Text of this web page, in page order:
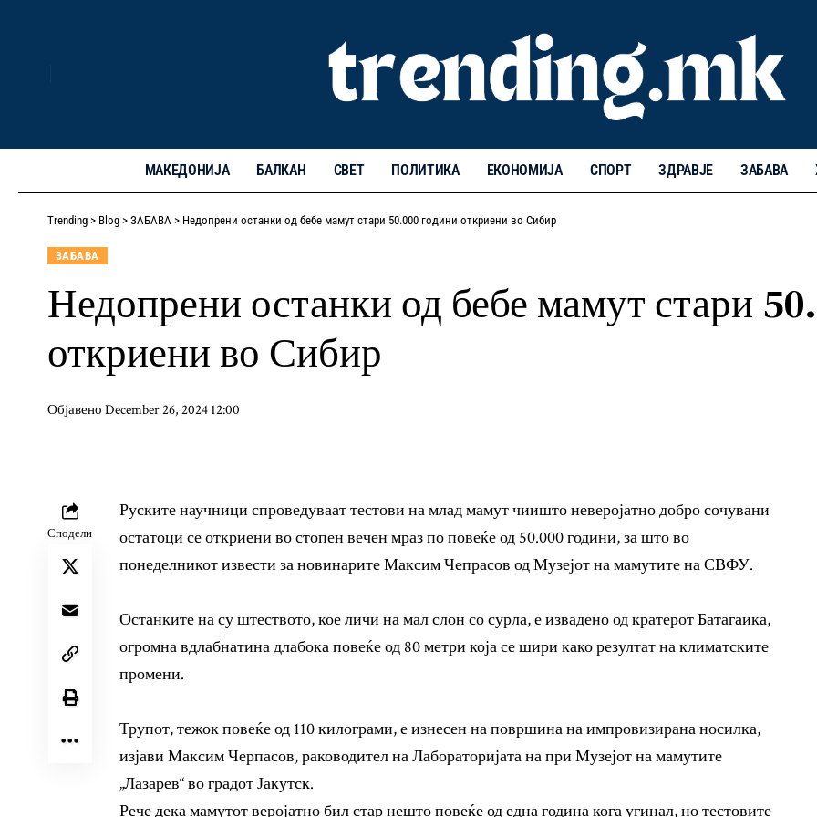
МАКЕДОНИЈА БАЛКАН СВЕТ ПОЛИТИКА ЕКОНОМИЈА СПОРТ ЗДРАВЈЕ ЗАБАВА
Trending > Blog > ЗАБАВА > Недопрени останки од бебе мамут стари 50.000 години откриени во Сибир
ЗАБАВА
Недопрени останки од бебе мамут стари
откриени во Сибир
Објавено December 26, 2024 12:00
Сподели
Руските научници спроведуваат тестови на млад мамут чиишто неверојатно добро сочувани
остатоци се откриени во стопен вечен мраз по повеќе од 50.000 години, за што во
понеделникот извести за новинарите Максим Чепрасов од Музејот на мамутите на СВФУ.
Останките на су штеството, кое личи на мал слон со сурла, е извадено од кратерот Батагаика,
огромна вдлабнатина длабока повеќе од 80 метри која се шири како резултат на климатските
промени.
Трупот, тежок повеќе од 110 килограми, е изнесен на површина на импровизирана носилка,
изјави Максим Черпасов, раководител на Лабораторијата на при Музејот на мамутите
„Лазарев“ во градот Јакутск.
Рече дека мамутот веројатно бил стар нешто повеќе од една година кога угинал, но тестовите